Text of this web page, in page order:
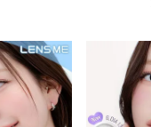
－5.50～－
8.6mm
14.0mm